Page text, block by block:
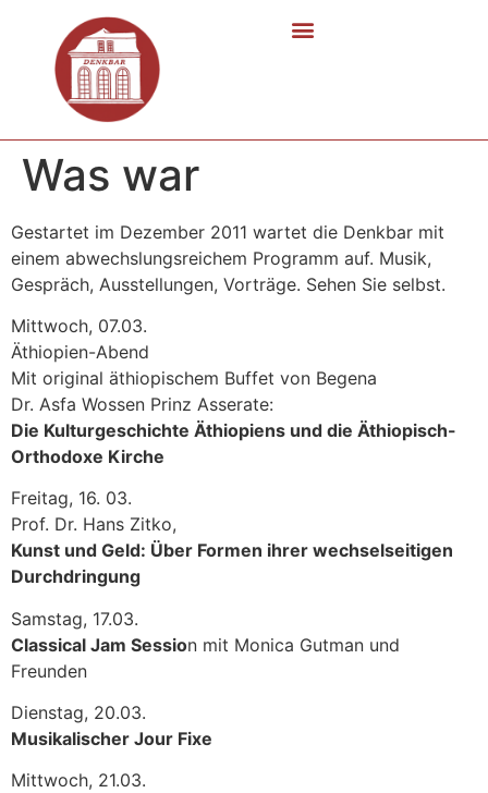
Was war
Gestartet im Dezember 2011 wartet die Denkbar mit
einem abwechslungsreichem Programm auf. Musik,
Gespräch, Ausstellungen, Vorträge. Sehen Sie selbst.
Mittwoch, 07.03.
Äthiopien-Abend
Mit original äthiopischem Buffet von Begena
Dr. Asfa Wossen Prinz Asserate:
Die Kulturgeschichte Äthiopiens und die Äthiopisch-
Orthodoxe Kirche
Freitag, 16. 03.
Prof. Dr. Hans Zitko,
Kunst und Geld: Über Formen ihrer wechselseitigen
Durchdringung
Samstag, 17.03.
Classical Jam Session mit Monica Gutman und
Freunden
Dienstag, 20.03.
Musikalischer Jour Fixe
Mittwoch, 21.03.